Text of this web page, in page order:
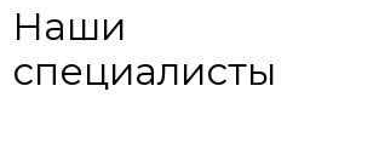
Наши
специалисты